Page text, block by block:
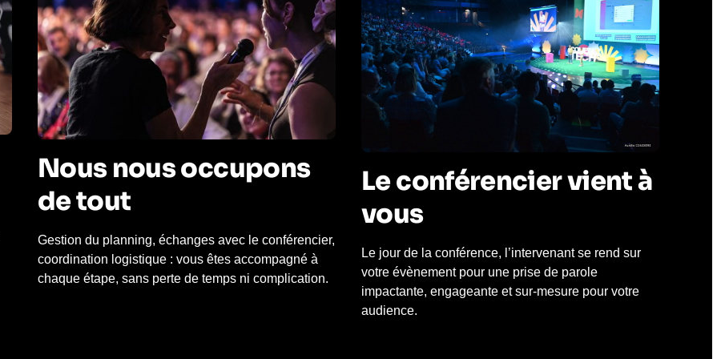
Nous nous occupons
de tout
Gestion du planning, échanges avec le conférencier,
coordination logistique : vous êtes accompagné à
chaque étape, sans perte de temps ni complication.
Le conférencier vient à
vous
Le jour de la conférence, l’intervenant se rend sur
votre évènement pour une prise de parole
impactante, engageante et sur-mesure pour votre
audience.